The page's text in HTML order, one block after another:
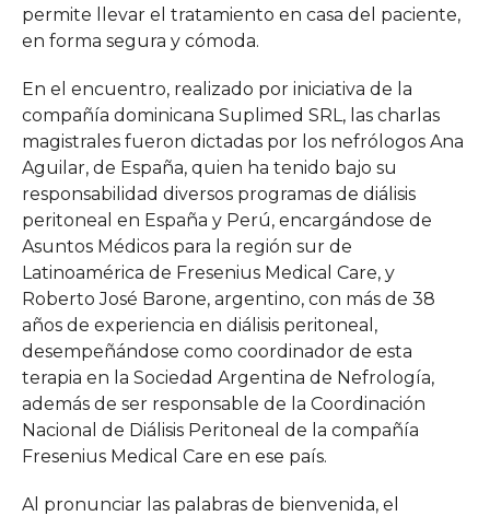
permite llevar el tratamiento en casa del paciente,
en forma segura y cómoda.
En el encuentro, realizado por iniciativa de la
compañía dominicana Suplimed SRL, las charlas
magistrales fueron dictadas por los nefrólogos Ana
Aguilar, de España, quien ha tenido bajo su
responsabilidad diversos programas de diálisis
peritoneal en España y Perú, encargándose de
Asuntos Médicos para la región sur de
Latinoamérica de Fresenius Medical Care, y
Roberto José Barone, argentino, con más de 38
años de experiencia en diálisis peritoneal,
desempeñándose como coordinador de esta
terapia en la Sociedad Argentina de Nefrología,
además de ser responsable de la Coordinación
Nacional de Diálisis Peritoneal de la compañía
Fresenius Medical Care en ese país.
Al pronunciar las palabras de bienvenida, el